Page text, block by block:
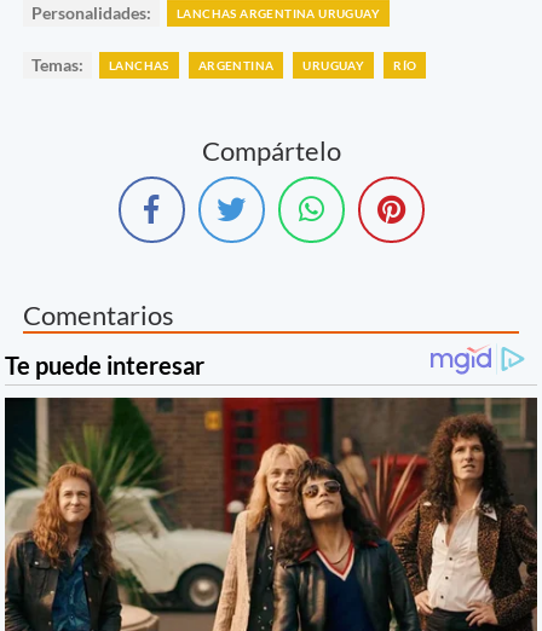
Personalidades: LANCHAS ARGENTINA URUGUAY
Temas: LANCHAS ARGENTINA URUGUAY RÍO
Compártelo
Comentarios